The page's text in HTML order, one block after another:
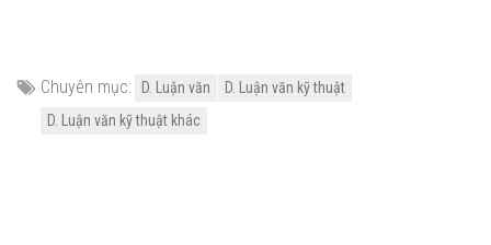
Chuyên mục: D. Luận văn
D. Luận văn kỹ thuật
D. Luận văn kỹ thuật khác